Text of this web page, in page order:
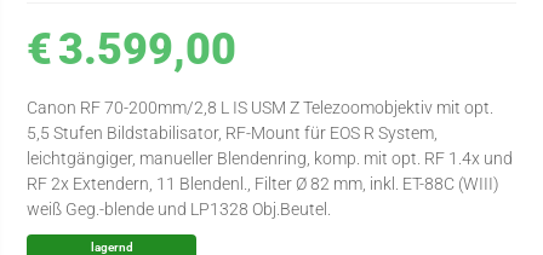
€3.599,00
Canon RF 70-200mm/2,8 L IS USM Z Telezoomobjektiv mit opt.
5,5 Stufen Bildstabilisator, RF-Mount für EOS R System,
leichtgängiger, manueller Blendenring, komp. mit opt. RF 1.4x und
RF 2x Extendern, 11 Blendenl., Filter Ø 82 mm, inkl. ET-88C (WIII)
weiß Geg.-blende und LP1328 Obj.Beutel.
lagernd